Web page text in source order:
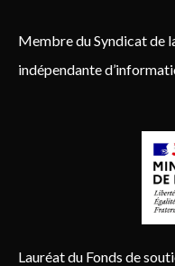
Membre du Syndicat de
indépendante
Lauréat du Fonds de